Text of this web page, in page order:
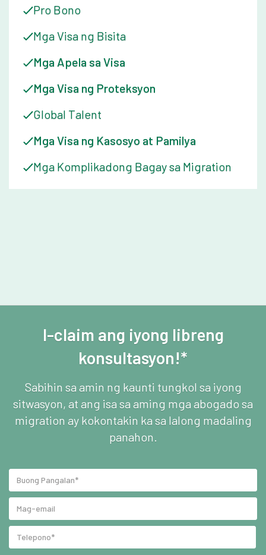
Pro Bono
Mga Visa ng Bisita
Mga Apela sa Visa
Mga Visa ng Proteksyon
Global Talent
Mga Visa ng Kasosyo at Pamilya
Mga Komplikadong Bagay sa Migration
I-claim ang iyong libreng
konsultasyon!*
Sabihin sa amin ng kaunti tungkol sa iyong
sitwasyon, at ang isa sa aming mga abogado sa
migration ay kokontakin ka sa lalong madaling
panahon.